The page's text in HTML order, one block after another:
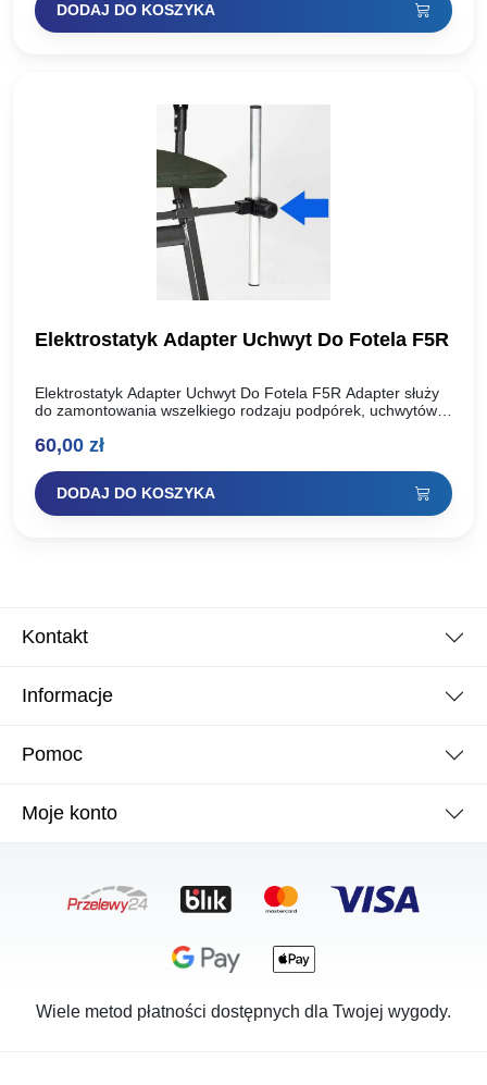
DODAJ DO KOSZYKA
Elektrostatyk Adapter Uchwyt Do Fotela F5R
Elektrostatyk Adapter Uchwyt Do Fotela F5R Adapter służy
do zamontowania wszelkiego rodzaju podpórek, uchwytów
gwint. Pasuje do fotela…
60,00 zł
DODAJ DO KOSZYKA
Kontakt
Informacje
Pomoc
Moje konto
Wiele metod płatności dostępnych dla Twojej wygody.